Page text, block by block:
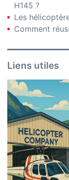
H145 ?
Les
Comment
Liens utiles